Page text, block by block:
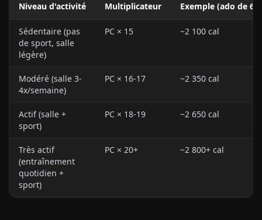
Niveau d'activité Multiplicateur Exemple (ado de
Sédentaire (pas
de sport, salle
légère)
PC × 15 ~2 100 cal
Modéré (salle 3-
4x/semaine)
PC × 16-17 ~2 350 cal
Actif (salle +
sport)
PC × 18-19 ~2 650 cal
Très actif
(entraînement
quotidien +
sport)
PC × 20+ ~2 800+ cal